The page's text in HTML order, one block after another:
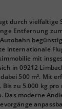
durch
Entfernung
internationale
mit
in 09212
500 m². Mit
zu 5.000 kg pro
Das moderne